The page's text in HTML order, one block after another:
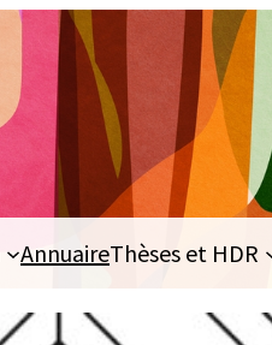
AnnuaireThèses et HDR